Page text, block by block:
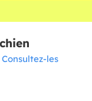
Consultez-les